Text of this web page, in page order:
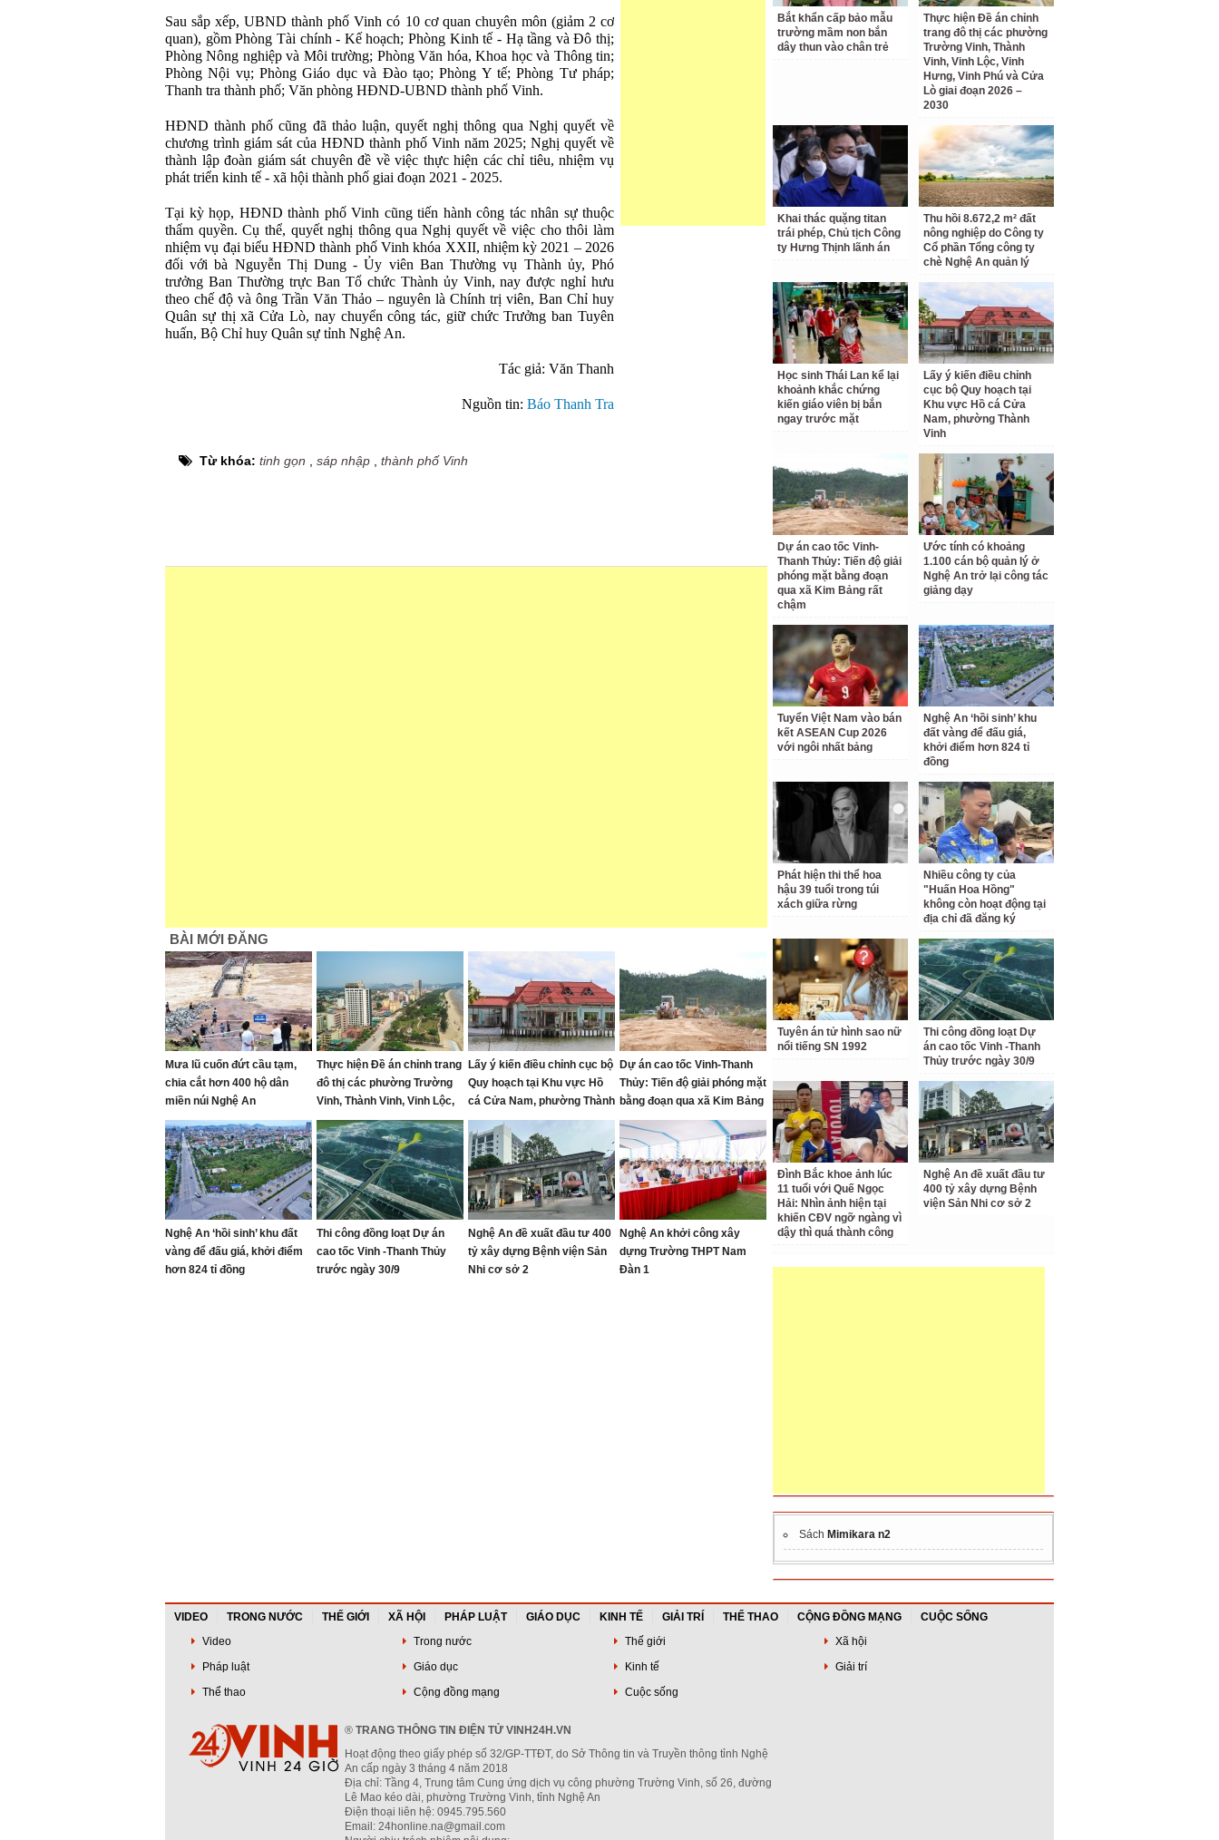
Sau sắp xếp, UBND thành phố Vinh có 10 cơ quan chuyên môn (giảm 2 cơ
quan), gồm Phòng Tài chính - Kế hoạch; Phòng Kinh tế - Hạ tầng và Đô thị;
Phòng Nông nghiệp và Môi trường; Phòng Văn hóa, Khoa học và Thông tin;
Phòng Nội vụ; Phòng Giáo dục và Đào tạo; Phòng Y tế; Phòng Tư pháp;
Thanh tra thành phố; Văn phòng HĐND-UBND thành phố Vinh.
HĐND thành phố cũng đã thảo luận, quyết nghị thông qua Nghị quyết về
chương trình giám sát của HĐND thành phố Vinh năm 2025; Nghị quyết về
thành lập đoàn giám sát chuyên đề về việc thực hiện các chỉ tiêu, nhiệm vụ
phát triển kinh tế - xã hội thành phố giai đoạn 2021 - 2025.
Tại kỳ họp, HĐND thành phố Vinh cũng tiến hành công tác nhân sự thuộc
thẩm quyền. Cụ thể, quyết nghị thông qua Nghị quyết về việc cho thôi làm
nhiệm vụ đại biểu HĐND thành phố Vinh khóa XXII, nhiệm kỳ 2021 – 2026
đối với bà Nguyễn Thị Dung - Ủy viên Ban Thường vụ Thành ủy, Phó
trưởng Ban Thường trực Ban Tổ chức Thành ủy Vinh, nay được nghỉ hưu
theo chế độ và ông Trần Văn Thảo – nguyên là Chính trị viên, Ban Chỉ huy
Quân sự thị xã Cửa Lò, nay chuyển công tác, giữ chức Trưởng ban Tuyên
huấn, Bộ Chỉ huy Quân sự tỉnh Nghệ An.
Tác giả: Văn Thanh
Nguồn tin: Báo Thanh Tra
Từ khóa: tinh gọn sáp nhập thành phố Vinh
BÀI MỚI ĐĂNG
Mưa lũ cuốn đứt cầu tạm,
chia cắt hơn 400 hộ dân
miền núi Nghệ An
Thực hiện Đề án chỉnh trang
đô thị các phường Trường
Vinh, Thành Vinh, Vinh Lộc,
Vinh Hưng, Vinh Phú và Cửa
Lò giai đoạn 2026 – 2030
Lấy ý kiến điều chỉnh cục bộ
Quy hoạch tại Khu vực Hồ
cá Cửa Nam, phường Thành
Vinh
Dự án cao tốc Vinh-Thanh
Thủy: Tiến độ giải phóng mặt
bằng đoạn qua xã Kim Bảng
rất chậm
Nghệ An ‘hồi sinh’ khu đất
vàng để đấu giá, khởi điểm
hơn 824 tỉ đồng
Thi công đồng loạt Dự án
cao tốc Vinh -Thanh Thủy
trước ngày 30/9
Nghệ An đề xuất đầu tư 400
tỷ xây dựng Bệnh viện Sản
Nhi cơ sở 2
Nghệ An khởi công xây
dựng Trường THPT Nam
Đàn 1
Bắt khẩn cấp bảo mẫu
trường mầm non bắn
dây thun vào chân trẻ
Thực hiện Đề án chỉnh
trang đô thị các phường
Trường Vinh, Thành
Vinh, Vinh Lộc, Vinh
Hưng, Vinh Phú và Cửa
Lò giai đoạn 2026 –
2030
Khai thác quặng titan
trái phép, Chủ tịch Công
ty Hưng Thịnh lãnh án
Thu hồi 8.672,2 m² đất
nông nghiệp do Công ty
Cổ phần Tổng công ty
chè Nghệ An quản lý
Học sinh Thái Lan kể lại
khoảnh khắc chứng
kiến giáo viên bị bắn
ngay trước mặt
Lấy ý kiến điều chỉnh
cục bộ Quy hoạch tại
Khu vực Hồ cá Cửa
Nam, phường Thành
Vinh
Dự án cao tốc Vinh-
Thanh Thủy: Tiến độ giải
phóng mặt bằng đoạn
qua xã Kim Bảng rất
chậm
Ước tính có khoảng
1.100 cán bộ quản lý ở
Nghệ An trở lại công tác
giảng dạy
Tuyển Việt Nam vào bán
kết ASEAN Cup 2026
với ngôi nhất bảng
Nghệ An ‘hồi sinh’ khu
đất vàng để đấu giá,
khởi điểm hơn 824 tỉ
đồng
Phát hiện thi thể hoa
hậu 39 tuổi trong túi
xách giữa rừng
Nhiều công ty của
"Huấn Hoa Hồng"
không còn hoạt động tại
địa chỉ đã đăng ký
Tuyên án tử hình sao nữ
nổi tiếng SN 1992
Thi công đồng loạt Dự
án cao tốc Vinh -Thanh
Thủy trước ngày 30/9
Đình Bắc khoe ảnh lúc
11 tuổi với Quế Ngọc
Hải: Nhìn ảnh hiện tại
khiến CĐV ngỡ ngàng vì
dậy thì quá thành công
Nghệ An đề xuất đầu tư
400 tỷ xây dựng Bệnh
viện Sản Nhi cơ sở 2
Sách Mimikara n2
VIDEO TRONG NƯỚC THẾ GIỚI XÃ HỘI PHÁP LUẬT GIÁO DỤC KINH TẾ GIẢI TRÍ THỂ THAO CỘNG ĐỒNG MẠNG
CUỘC SỐNG
Video
Trong nước Thế giới
Xã hội
Pháp luật
Giáo dục Kinh tế
Giải trí
Thể thao
Cộng đồng mạng Cuộc sống
® TRANG THÔNG TIN ĐIỆN TỬ VINH24H.VN
Hoạt động theo giấy phép số 32/GP-TTĐT, do Sở Thông tin và Truyền thông tỉnh Nghệ
An cấp ngày 3 tháng 4 năm 2018
Địa chỉ: Tầng 4, Trung tâm Cung ứng dịch vụ công phường Trường Vinh, số 26, đường
Lê Mao kéo dài, phường Trường Vinh, tỉnh Nghệ An
Điện thoại liên hệ: 0945.795.560
Email: 24honline.na@gmail.com